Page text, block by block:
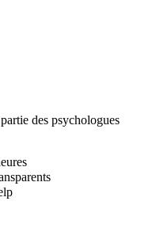
des psychologues